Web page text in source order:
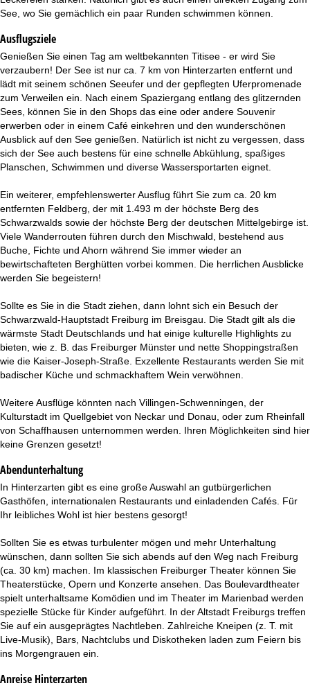
See, wo Sie gemächlich ein paar Runden schwimmen können.
Ausflugsziele
Genießen Sie einen Tag am weltbekannten Titisee - er wird Sie
verzaubern! Der See ist nur ca. 7 km von Hinterzarten entfernt und
lädt mit seinem schönen Seeufer und der gepflegten Uferpromenade
zum Verweilen ein. Nach einem Spaziergang entlang des glitzernden
Sees, können Sie in den Shops das eine oder andere Souvenir
erwerben oder in einem Café einkehren und den wunderschönen
Ausblick auf den See genießen. Natürlich ist nicht zu vergessen, dass
sich der See auch bestens für eine schnelle Abkühlung, spaßiges
Planschen, Schwimmen und diverse Wassersportarten eignet.
Ein weiterer, empfehlenswerter Ausflug führt Sie zum ca. 20 km
entfernten Feldberg, der mit 1.493 m der höchste Berg des
Schwarzwalds sowie der höchste Berg der deutschen Mittelgebirge ist.
Viele Wanderrouten führen durch den Mischwald, bestehend aus
Buche, Fichte und Ahorn während Sie immer wieder an
bewirtschafteten Berghütten vorbei kommen. Die herrlichen Ausblicke
werden Sie begeistern!
Sollte es Sie in die Stadt ziehen, dann lohnt sich ein Besuch der
Schwarzwald-Hauptstadt Freiburg im Breisgau. Die Stadt gilt als die
wärmste Stadt Deutschlands und hat einige kulturelle Highlights zu
bieten, wie z. B. das Freiburger Münster und nette Shoppingstraßen
wie die Kaiser-Joseph-Straße. Exzellente Restaurants werden Sie mit
badischer Küche und schmackhaftem Wein verwöhnen.
Weitere Ausflüge könnten nach Villingen-Schwenningen, der
Kulturstadt im Quellgebiet von Neckar und Donau, oder zum Rheinfall
von Schaffhausen unternommen werden. Ihren Möglichkeiten sind hier
keine Grenzen gesetzt!
Abendunterhaltung
In Hinterzarten gibt es eine große Auswahl an gutbürgerlichen
Gasthöfen, internationalen Restaurants und einladenden Cafés. Für
Ihr leibliches Wohl ist hier bestens gesorgt!
Sollten Sie es etwas turbulenter mögen und mehr Unterhaltung
wünschen, dann sollten Sie sich abends auf den Weg nach Freiburg
(ca. 30 km) machen. Im klassischen Freiburger Theater können Sie
Theaterstücke, Opern und Konzerte ansehen. Das Boulevardtheater
spielt unterhaltsame Komödien und im Theater im Marienbad werden
spezielle Stücke für Kinder aufgeführt. In der Altstadt Freiburgs treffen
Sie auf ein ausgeprägtes Nachtleben. Zahlreiche Kneipen (z. T. mit
Live-Musik), Bars, Nachtclubs und Diskotheken laden zum Feiern bis
ins Morgengrauen ein.
Anreise Hinterzarten